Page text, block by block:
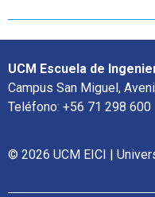
UCM Escuela de
Campus San Miguel,
Teléfono: +56 71 298 600
© 2026 UCM EICI |